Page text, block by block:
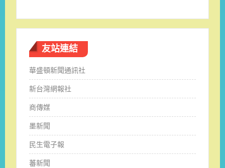
友站連結
華盛頓新聞通訊社
新台灣網報社
商傳媒
墨新聞
民生電子報
蕃新聞